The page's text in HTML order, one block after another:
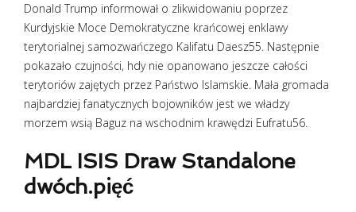
Donald Trump informował o zlikwidowaniu poprzez
Kurdyjskie Moce Demokratyczne krańcowej enklawy
terytorialnej samozwańczego Kalifatu Daesz55. Następnie
pokazało czujności, hdy nie opanowano jeszcze całości
terytoriów zajętych przez Państwo Islamskie. Mała gromada
najbardziej fanatycznych bojowników jest we władzy
morzem wsią Baguz na wschodnim krawędzi Eufratu56.
MDL ISIS Draw Standalone
dwóch.pięć